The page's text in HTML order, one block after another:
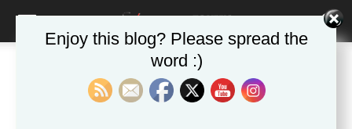
ΕΙΔΗΣΕΙΣ Κόσμος
Στο μέλλον, οι
Enjoy this blog? Please spread the
word :)